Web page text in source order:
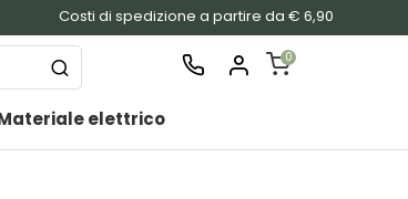
Costi di spedizione a partire da € 6,90
0
CART
elettrico